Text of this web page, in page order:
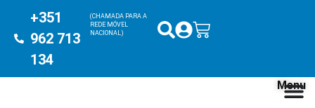
+351
962 713
134
(CHAMADA PARA A
REDE MÓVEL
NACIONAL)
Menu